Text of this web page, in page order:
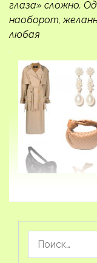
глаза» сложно.
наоборот,
любая